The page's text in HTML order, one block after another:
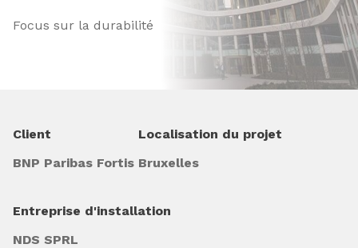
Focus sur la durabilité
Client
BNP Paribas Fortis
Localisation du projet
Bruxelles
Entreprise d'installation
NDS SPRL